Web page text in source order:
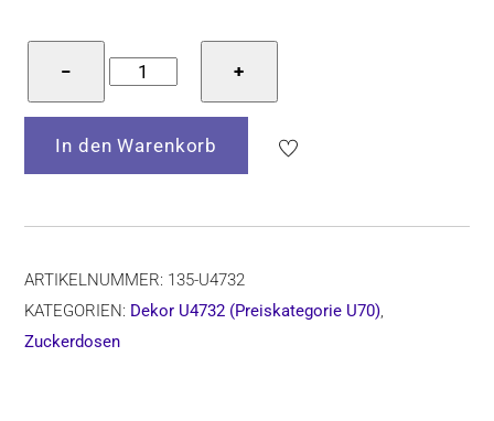
−
Bunzlauer
Keramik
Zuckerdose
8
cm
135,
Dekor
+
In den Warenkorb
ARTIKELNUMMER: 135-U4732
KATEGORIEN: Dekor U4732 (Preiskategorie U70),
Zuckerdosen